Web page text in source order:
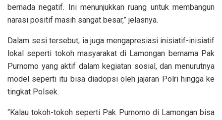
bernada negatif. Ini menunjukkan ruang untuk membangun
narasi positif masih sangat besar,” jelasnya.
Dalam sesi tersebut, ia juga mengapresiasi inisiatif-inisiatif
lokal seperti tokoh masyarakat di Lamongan bernama Pak
Purnomo yang aktif dalam kegiatan sosial, dan menurutnya
model seperti itu bisa diadopsi oleh jajaran Polri hingga ke
tingkat Polsek.
“Kalau tokoh-tokoh seperti Pak Purnomo di Lamongan bisa